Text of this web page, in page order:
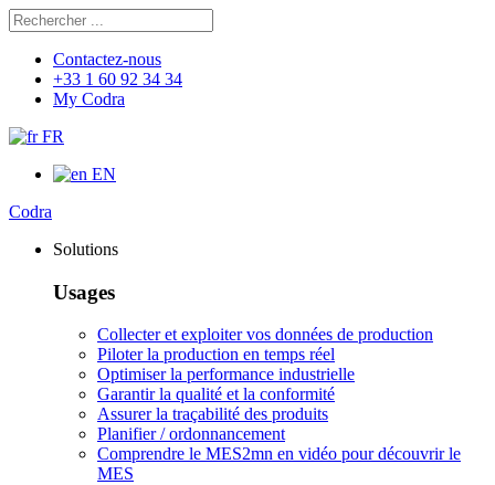
Rechercher
Contactez-nous
+33 1 60 92 34 34
My Codra
FR
EN
Codra
Solutions
Usages
Collecter et exploiter vos données de production
Piloter la production en temps réel
Optimiser la performance industrielle
Garantir la qualité et la conformité
Assurer la traçabilité des produits
Planifier / ordonnancement
Comprendre le MES2mn en vidéo pour découvrir le
MES